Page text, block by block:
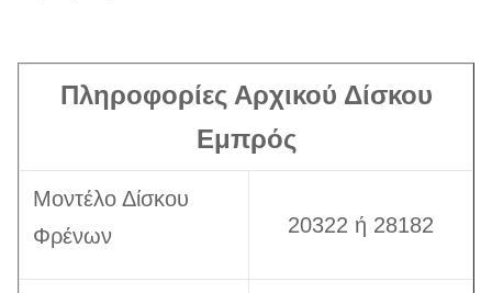
Πληροφορίες Αρχικού Δίσκου
Εμπρός
Μοντέλο Δίσκου
Φρένων
20322 ή 28182